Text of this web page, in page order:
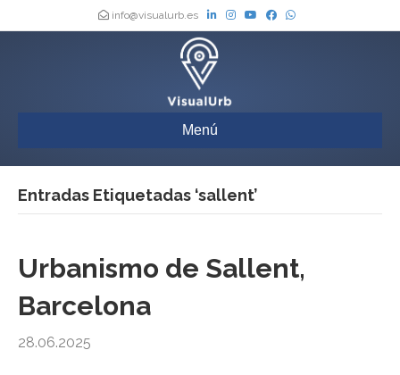
info@visualurb.es
Menú
Entradas Etiquetadas ‘sallent’
Urbanismo de Sallent,
Barcelona
28.06.2025